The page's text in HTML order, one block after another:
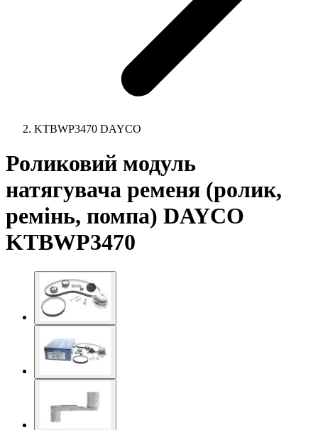
KTBWP3470 DAYCO
Роликовий модуль
натягувача ременя (ролик,
ремінь, помпа) DAYCO
KTBWP3470